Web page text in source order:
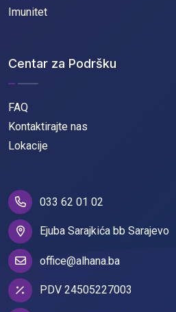
Imunitet
Centar za Podršku
FAQ
Kontaktirajte nas
Lokacije
033 62 01 02
Ejuba Sarajkića bb Sarajevo
office@alhana.ba
PDV 24505227003